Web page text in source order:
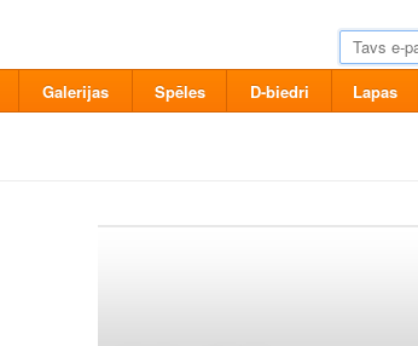
Galerijas Spēles D-biedri Lapas